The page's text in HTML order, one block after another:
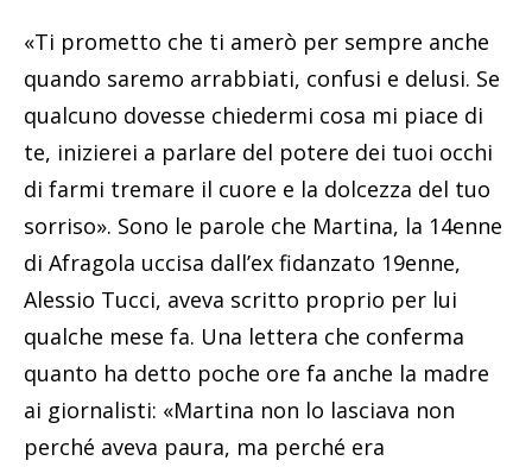
«Ti prometto che ti amerò per sempre anche
quando saremo arrabbiati, confusi e delusi. Se
qualcuno dovesse chiedermi cosa mi piace di
te, inizierei a parlare del potere dei tuoi occhi
di farmi tremare il cuore e la dolcezza del tuo
sorriso». Sono le parole che Martina, la 14enne
di Afragola uccisa dall’ex fidanzato 19enne,
Alessio Tucci, aveva scritto proprio per lui
qualche mese fa. Una lettera che conferma
quanto ha detto poche ore fa anche la madre
ai giornalisti: «Martina non lo lasciava non
perché aveva paura, ma perché era